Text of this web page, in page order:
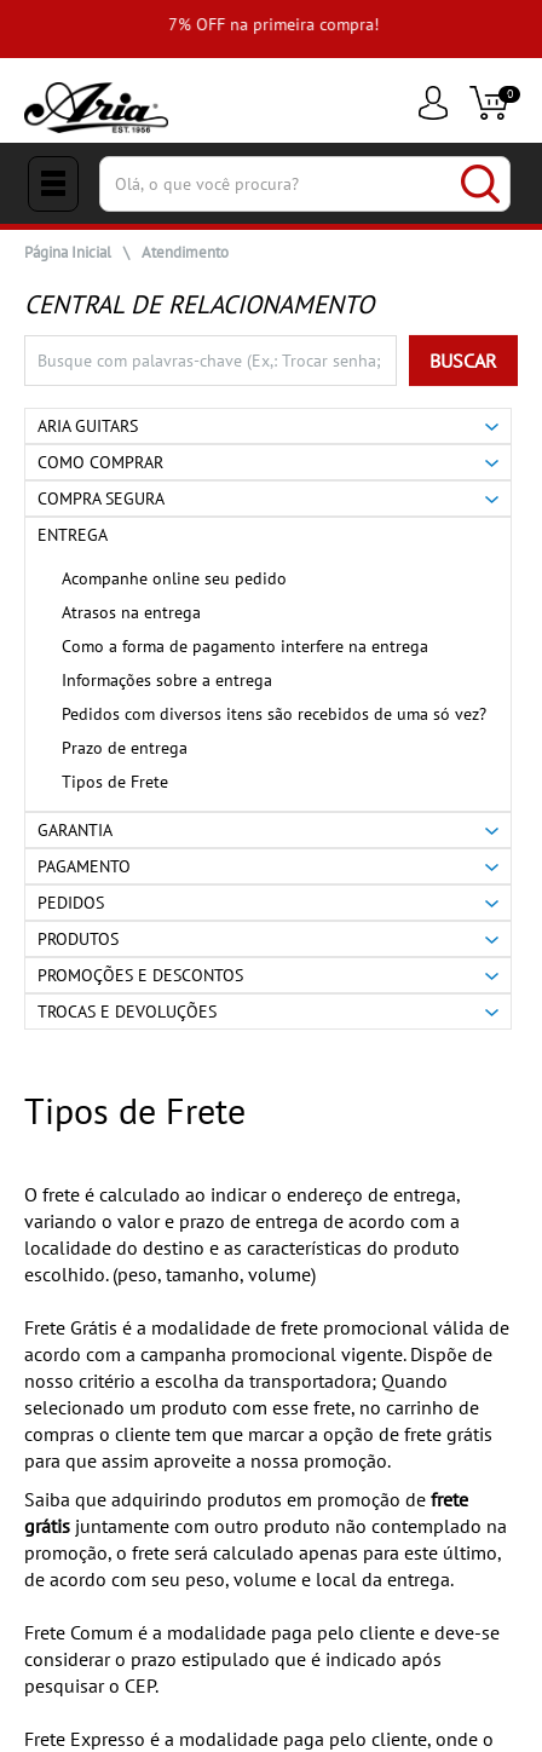
7% OFF na primeira compra!
0
(pesquisar)
Página Inicial \ Atendimento
CENTRAL DE RELACIONAMENTO
BUSCAR
ARIA GUITARS
COMO COMPRAR
COMPRA SEGURA
ENTREGA
Acompanhe online seu pedido
Atrasos na entrega
Como a forma de pagamento interfere na entrega
Informações sobre a entrega
Pedidos com diversos itens são recebidos de uma só vez?
Prazo de entrega
Tipos de Frete
GARANTIA
PAGAMENTO
PEDIDOS
PRODUTOS
PROMOÇÕES E DESCONTOS
TROCAS E DEVOLUÇÕES
Tipos de Frete
O frete é calculado ao indicar o endereço de entrega,
variando o valor e prazo de entrega de acordo com a
localidade do destino e as características do produto
escolhido. (peso, tamanho, volume)
Frete Grátis é a modalidade de frete promocional válida de
acordo com a campanha promocional vigente. Dispõe de
nosso critério a escolha da transportadora; Quando
selecionado um produto com esse frete, no carrinho de
compras o cliente tem que marcar a opção de frete grátis
para que assim aproveite a nossa promoção.
Saiba que adquirindo produtos em promoção de frete
grátis juntamente com outro produto não contemplado na
promoção, o frete será calculado apenas para este último,
de acordo com seu peso, volume e local da entrega.
Frete Comum é a modalidade paga pelo cliente e deve-se
considerar o prazo estipulado que é indicado após
pesquisar o CEP.
Frete Expresso é a modalidade paga pelo cliente, onde o